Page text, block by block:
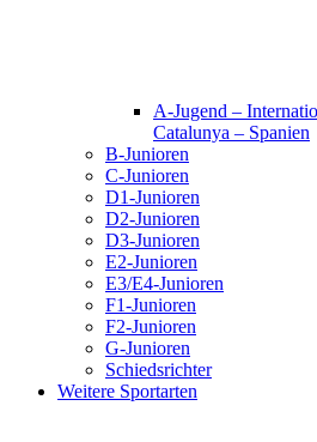
A-Jugend –
Catalunya – Spanien
B-Junioren
C-Junioren
D1-Junioren
D2-Junioren
D3-Junioren
E2-Junioren
E3/E4-Junioren
F1-Junioren
F2-Junioren
G-Junioren
Schiedsrichter
Weitere Sportarten